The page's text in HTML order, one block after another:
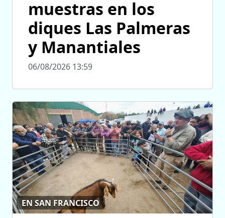
muestras en los
diques Las Palmeras
y Manantiales
06/08/2026 13:59
EN SAN FRANCISCO